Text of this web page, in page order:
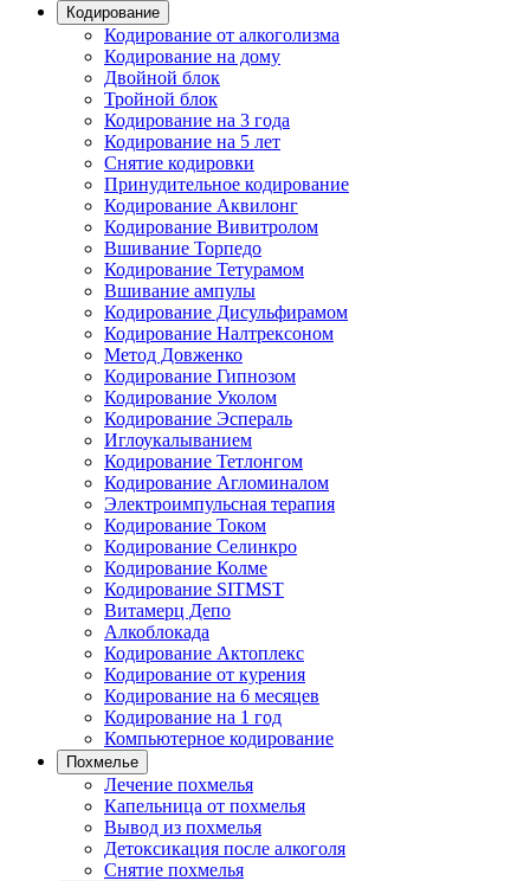
Кодирование
Кодирование от алкоголизма
Кодирование на дому
Двойной блок
Тройной блок
Кодирование на 3 года
Кодирование на 5 лет
Снятие кодировки
Принудительное кодирование
Кодирование Аквилонг
Кодирование Вивитролом
Вшивание Торпедо
Кодирование Тетурамом
Вшивание ампулы
Кодирование Дисульфирамом
Кодирование Налтрексоном
Метод Довженко
Кодирование Гипнозом
Кодирование Уколом
Кодирование Эспераль
Иглоукалыванием
Кодирование Тетлонгом
Кодирование Агломиналом
Электроимпульсная терапия
Кодирование Током
Кодирование Селинкро
Кодирование Колме
Кодирование SITMST
Витамерц Депо
Алкоблокада
Кодирование Актоплекс
Кодирование от курения
Кодирование на 6 месяцев
Кодирование на 1 год
Компьютерное кодирование
Похмелье
Лечение похмелья
Капельница от похмелья
Вывод из похмелья
Детоксикация после алкоголя
Снятие похмелья